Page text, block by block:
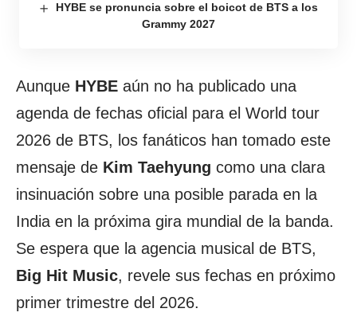
HYBE se pronuncia sobre el boicot de BTS a los
Grammy 2027
Aunque HYBE aún no ha publicado una
agenda de fechas oficial para el World tour
2026 de BTS, los fanáticos han tomado este
mensaje de Kim Taehyung como una clara
insinuación sobre una posible parada en la
India en la próxima gira mundial de la banda.
Se espera que la agencia musical de BTS,
Big Hit Music, revele sus fechas en próximo
primer trimestre del 2026.